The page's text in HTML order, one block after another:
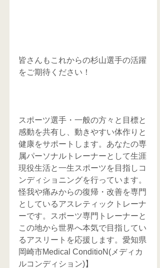
皆さんもこれからの杉山選手の活躍
をご期待ください！
スポーツ選手・一般の方々と目標と
感動を共有し、動きやすい体作りと
健康をサポートします。あなたの専
属パーソナルトレーナーとして生涯
現役生活と一生スポーツを目指しコ
ンディショニングを行っています。
怪我や痛みからの復帰・改善を専門
としているアスレティックトレーナ
ーです。スポーツ専門トレーナーと
この地から世界へ本気で目指してい
るアスリートを応援します。愛知県
岡崎市Medical ConditioN(メディカ
ルコンディション)】